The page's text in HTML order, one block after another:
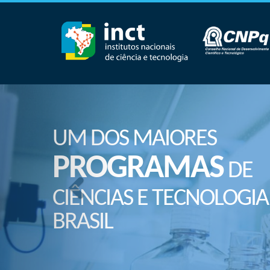
UM DOS MAIORES
PROGRAMASDE
CIÊNCIAS E
BRASIL